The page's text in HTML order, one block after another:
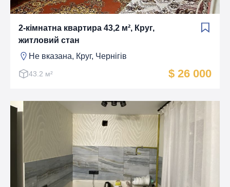
2-кімнатна квартира 43,2 м², Круг,
житловий стан
Не вказана, Круг, Чернігів
43.2 м² $ 26 000